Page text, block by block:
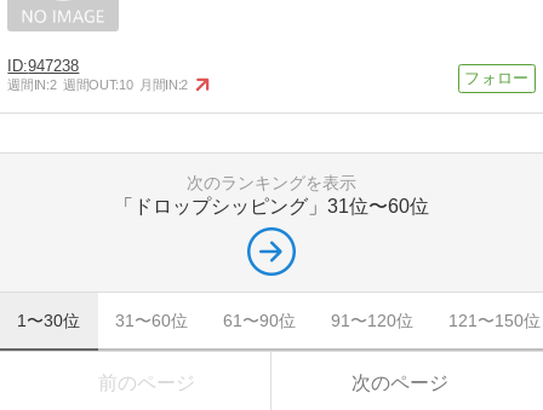
947238
週間IN:2 週間OUT:10 月間IN:2
次のランキングを表示
「ドロップシッピング」 31位〜60位
1〜30位 31〜60位 61〜90位 91〜120位 121〜150位
前のページ 次のページ